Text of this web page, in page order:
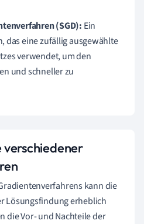
(SGD): Ein
das eine zufällig ausgewählte
verwendet, um den
und schneller zu
verschiedener
kann die
Lösungsfindung erheblich
die Vor- und Nachteile der